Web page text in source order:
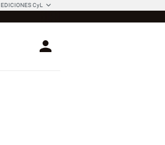
EDICIONES CyL
Login